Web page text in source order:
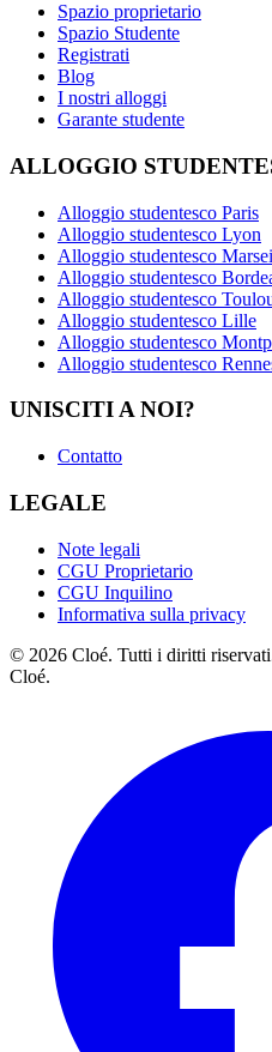
Spazio proprietario
Spazio Studente
Registrati
Blog
I nostri alloggi
Garante studente
ALLOGGIO
Alloggio studentesco Paris
Alloggio studentesco Lyon
Alloggio studentesco
Alloggio studentesco
Alloggio studentesco
Alloggio studentesco Lille
Alloggio studentesco
Alloggio studentesco
UNISCITI A NOI?
Contatto
LEGALE
Note legali
CGU Proprietario
CGU Inquilino
Informativa sulla privacy
© 2026 Cloé. Tutti i diritti
Cloé.